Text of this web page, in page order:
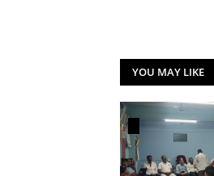
YOU MAY LIKE